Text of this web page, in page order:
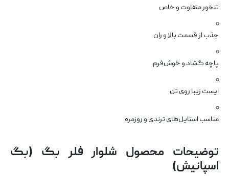
تنخور متفاوت و خاص
جذب از قسمت بالا و ران
پاچه گشاد و خوش‌فرم
ایست زیبا روی تن
مناسب استایل‌های ترندی و روزمره
توضیحات محصول شلوار فلر بگ (بگ
اسپانیش)